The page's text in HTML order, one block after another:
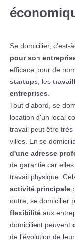
Se domicilier, c'est-
pour son
efficace pour de
startups , les
entreprises
Tout d'abord, se
location d'un local
travail peut être
villes. En se
d'une adresse
de garantie car
travail physique.
activité principale
outre, se domicilier
flexibilité aux
domicilient peuvent
de l'évolution de